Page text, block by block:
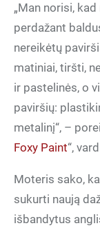
„Man norisi,
perdažant
nereikėtų
matiniai, tiršti,
ir pastelinės, o
paviršių:
metalinį“, –
Foxy Paint“,
Moteris sako,
sukurti naują
išbandytus